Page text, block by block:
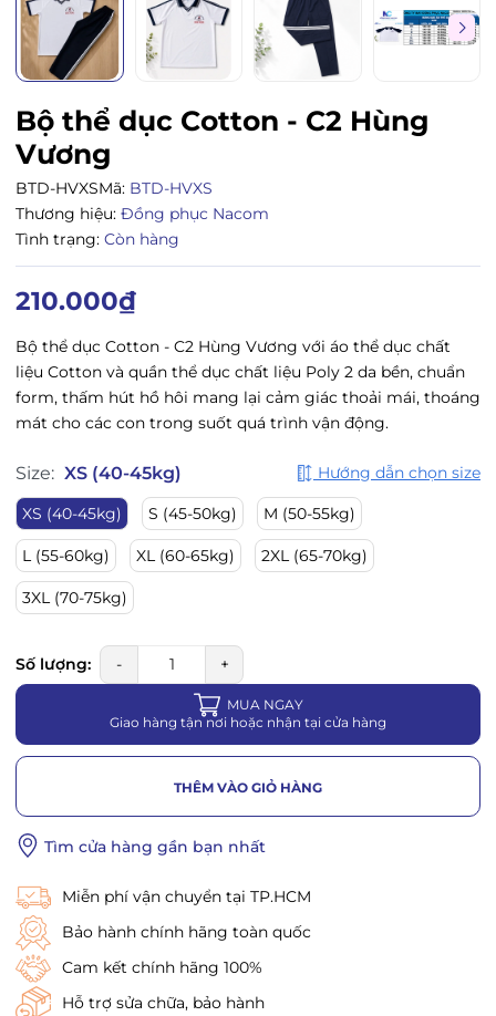
Bộ thể dục Cotton - C2 Hùng
Vương
BTD-HVXSMã: BTD-HVXS
Thương hiệu: Đồng phục Nacom
Tình trạng: Còn hàng
210.000₫
Bộ thể dục Cotton - C2 Hùng Vương với áo thể dục chất
liệu Cotton và quần thể dục chất liệu Poly 2 da bền, chuẩn
form, thấm hút hồ hôi mang lại cảm giác thoải mái, thoáng
mát cho các con trong suốt quá trình vận động.
Size: XS (40-45kg) Hướng dẫn chọn size
XS (40-45kg) S (45-50kg) M (50-55kg)
L (55-60kg) XL (60-65kg) 2XL (65-70kg)
3XL (70-75kg)
Số lượng: - +
MUA NGAY
Giao hàng tận nơi hoặc nhận tại cửa hàng
THÊM VÀO GIỎ HÀNG
Tìm cửa hàng gần bạn nhất
Miễn phí vận chuyển tại TP.HCM
Bảo hành chính hãng toàn quốc
Cam kết chính hãng 100%
Hỗ trợ sửa chữa, bảo hành